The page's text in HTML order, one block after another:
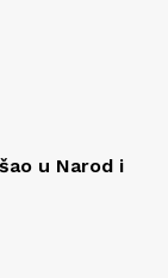
u Narod i